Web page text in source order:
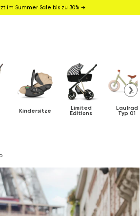
im Summer Sale bis zu 30% →
Kindersitze Limited
Editions
Laufrad
Typ 01
❯